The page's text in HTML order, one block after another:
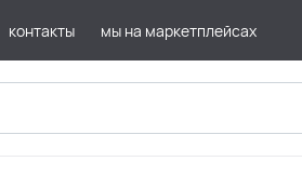
контакты мы на маркетплейсах